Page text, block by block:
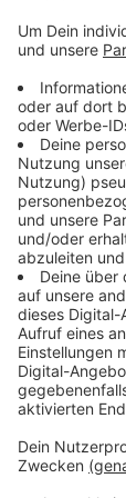
Mehrere
Corona-
Grundlage
beklagt,
dadurch,
Anzeige